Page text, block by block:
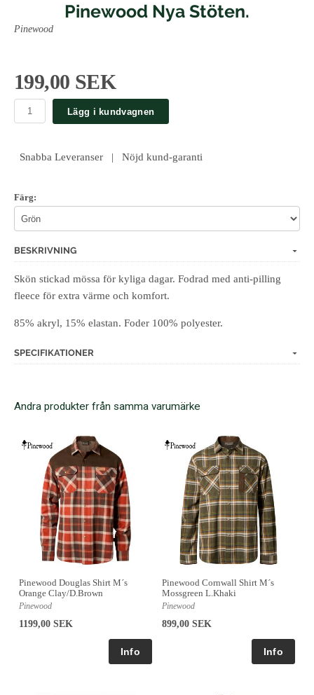
Pinewood Nya Stöten.
Pinewood
199,00 SEK
Lägg i kundvagnen
Snabba Leveranser | Nöjd kund-garanti
Färg:
BESKRIVNING
Skön stickad mössa för kyliga dagar. Fodrad med anti-pilling
fleece för extra värme och komfort.
85% akryl, 15% elastan. Foder 100% polyester.
SPECIFIKATIONER
Andra produkter från samma varumärke
Pinewood Douglas Shirt M´s
Orange Clay/D.Brown
Pinewood
1199,00 SEK
Pinewood Cornwall Shirt M´s
Mossgreen L.Khaki
Pinewood
899,00 SEK